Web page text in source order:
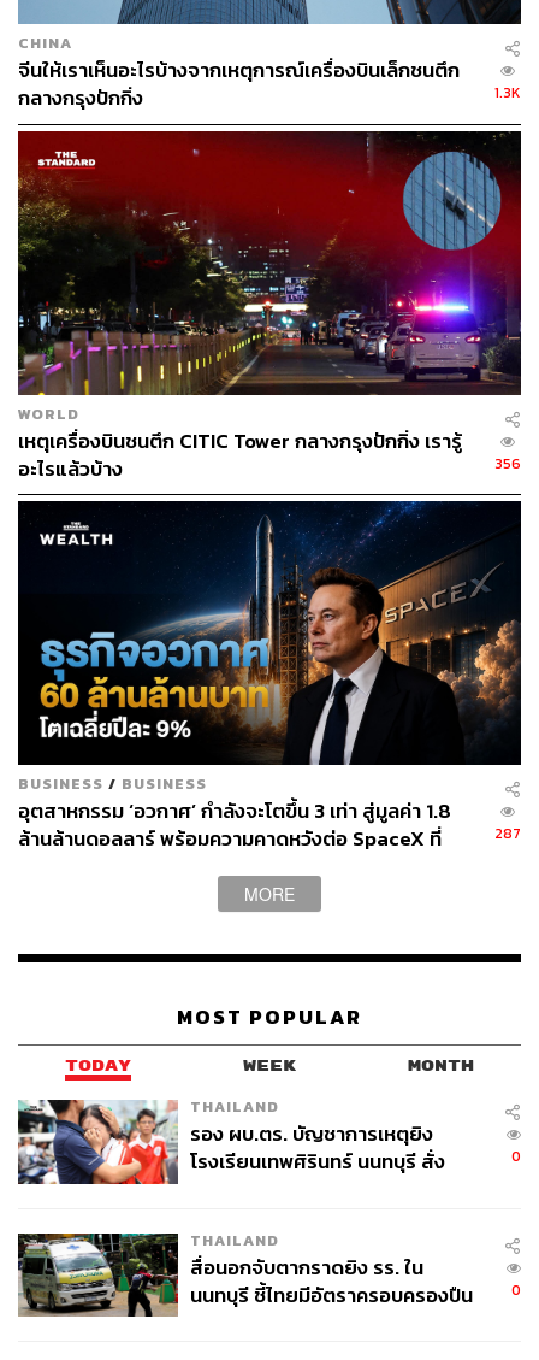
CHINA
จีนให้เราเห็นอะไรบ้างจากเหตุการณ์เครื่องบินเล็กชนตึก
กลางกรุงปักกิ่ง
1.3K
WORLD
เหตุเครื่องบินชนตึก CITIC Tower กลางกรุงปักกิ่ง เรารู้
อะไรแล้วบ้าง
356
BUSINESS / BUSINESS
อุตสาหกรรม ‘อวกาศ’ กำลังจะโตขึ้น 3 เท่า สู่มูลค่า 1.8
ล้านล้านดอลลาร์ พร้อมความคาดหวังต่อ SpaceX ที่
287
MORE
MOST POPULAR
TODAY WEEK MONTH
THAILAND
รอง ผบ.ตร. บัญชาการเหตุยิง
โรงเรียนเทพศิรินทร์ นนทบุรี สั่ง
0
THAILAND
สื่อนอกจับตากราดยิง รร. ใน
นนทบุรี ชี้ไทยมีอัตราครอบครองปืน
0